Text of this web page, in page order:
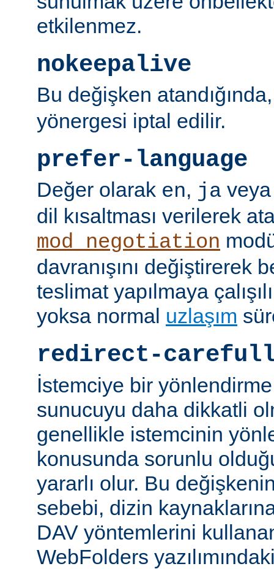
etkilenmez.
nokeepalive
Bu değişken
yönergesi iptal edilir.
prefer-language
Değer olarak en, ja
dil kısaltması verilerek
mod_negotiation
davranışını değiştirerek
teslimat yapılmaya
yoksa normal uzlaşım
redirect-
İstemciye bir
sunucuyu daha dikkatli
genellikle istemcinin
konusunda sorunlu
yararlı olur. Bu
sebebi, dizin
DAV yöntemlerini
WebFolders